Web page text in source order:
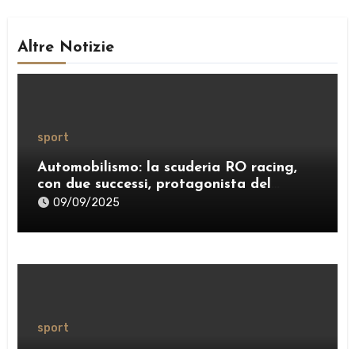
Altre Notizie
sport
Automobilismo: la scuderia RO racing,
con due successi, protagonista del
weekend
09/09/2025
sport